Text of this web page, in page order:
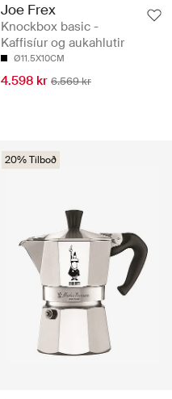
Joe Frex
Knockbox basic -
Kaffisíur og aukahlutir
Ø11.5X10CM
4.598 kr 6.569 kr
20% Tilboð